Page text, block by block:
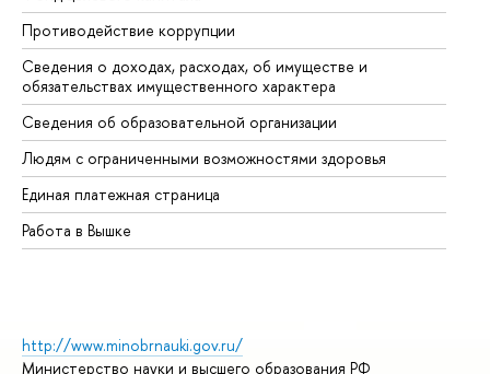
Противодействие коррупции
Сведения о доходах, расходах, об имуществе и
обязательствах имущественного характера
Сведения об образовательной организации
Людям с ограниченными возможностями здоровья
Единая платежная страница
Работа в Вышке
http://www.minobrnauki.gov.ru/
Министерство науки и высшего образования РФ